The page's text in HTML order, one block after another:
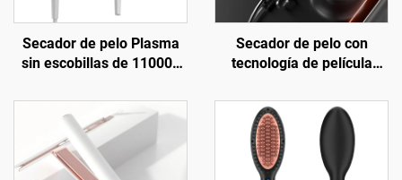
Secador de pelo Plasma
sin escobillas de 110000
Secador de pelo con
tecnología de película
infrarrojo lejano y ion
negativo